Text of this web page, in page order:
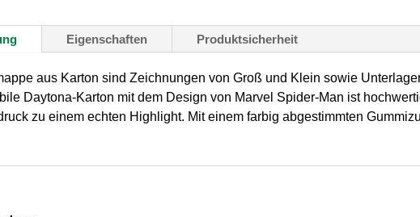
mit
1
Stück
Menge
Eigenschaften Produktsicherheit
aus Karton sind Zeichnungen von Groß und Klein sowie
Daytona-Karton mit dem Design von Marvel Spider-Man ist
zu einem echten Highlight. Mit einem farbig abgestimmten